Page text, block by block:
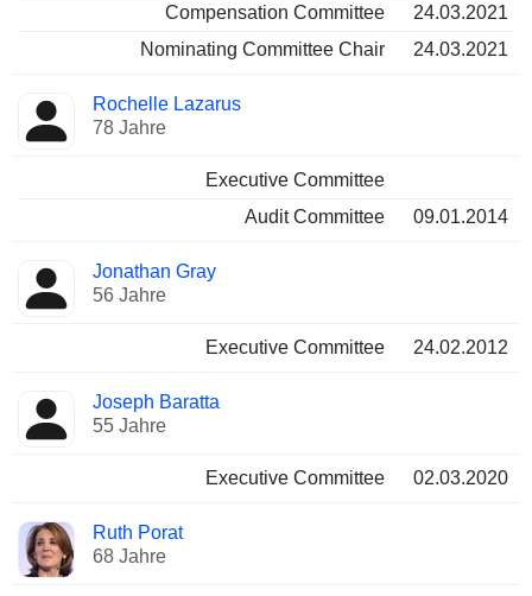
Compensation Committee
24.03.2021
Nominating Committee Chair
24.03.2021
Rochelle Lazarus
78 Jahre
Executive Committee
Audit Committee
09.01.2014
Jonathan Gray
56 Jahre
Executive Committee 24.02.2012
Joseph Baratta
55 Jahre
Executive Committee 02.03.2020
Ruth Porat
68 Jahre